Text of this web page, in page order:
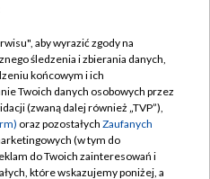
TVP
TVP
prywatności
zgody
aby wyrazić zgody na
śledzenia i zbierania danych,
końcowym i ich
Twoich danych osobowych przez
(zwaną dalej również „TVP”),
oraz pozostałych Zaufanych
(w tym do
do Twoich zainteresowań i
które wskazujemy poniżej, a